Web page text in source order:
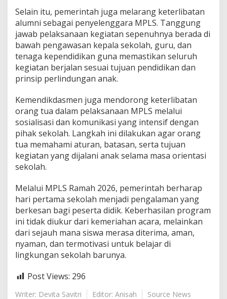
a
h
Selain itu, pemerintah juga melarang keterlibatan
alumni sebagai penyelenggara MPLS. Tanggung
jawab pelaksanaan kegiatan sepenuhnya berada di
bawah pengawasan kepala sekolah, guru, dan
tenaga kependidikan guna memastikan seluruh
kegiatan berjalan sesuai tujuan pendidikan dan
prinsip perlindungan anak.
Kemendikdasmen juga mendorong keterlibatan
orang tua dalam pelaksanaan MPLS melalui
sosialisasi dan komunikasi yang intensif dengan
pihak sekolah. Langkah ini dilakukan agar orang
tua memahami aturan, batasan, serta tujuan
kegiatan yang dijalani anak selama masa orientasi
sekolah.
Melalui MPLS Ramah 2026, pemerintah berharap
hari pertama sekolah menjadi pengalaman yang
berkesan bagi peserta didik. Keberhasilan program
ini tidak diukur dari kemeriahan acara, melainkan
dari sejauh mana siswa merasa diterima, aman,
nyaman, dan termotivasi untuk belajar di
lingkungan sekolah barunya.
Post Views: 296
Writer: Devita Savitri Editor: Anisah Source News